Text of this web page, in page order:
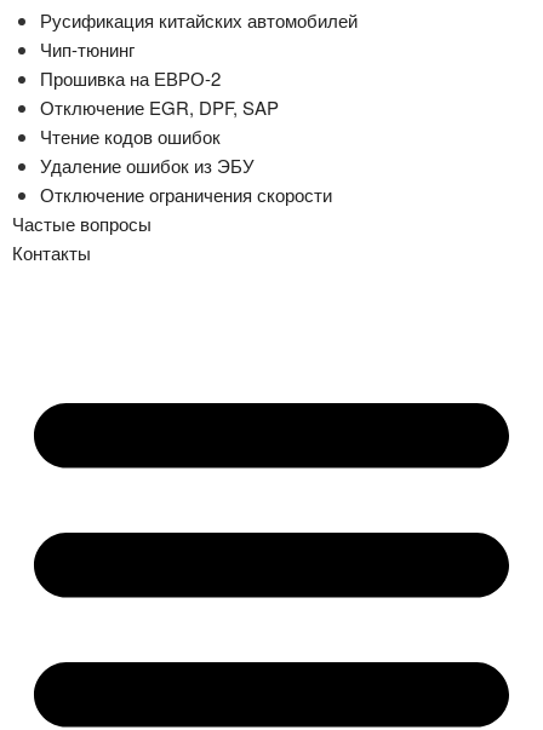
Русификация китайских автомобилей
Чип-тюнинг
Прошивка на ЕВРО-2
Отключение EGR, DPF, SAP
Чтение кодов ошибок
Удаление ошибок из ЭБУ
Отключение ограничения скорости
Частые вопросы
Контакты